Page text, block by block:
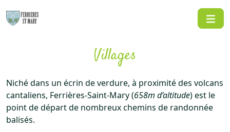
au
Villages
Niché dans un écrin de verdure, à proximité des volcans
cantaliens, Ferrières-Saint-Mary (658m d’altitude) est le
point de départ de nombreux chemins de randonnée
balisés.